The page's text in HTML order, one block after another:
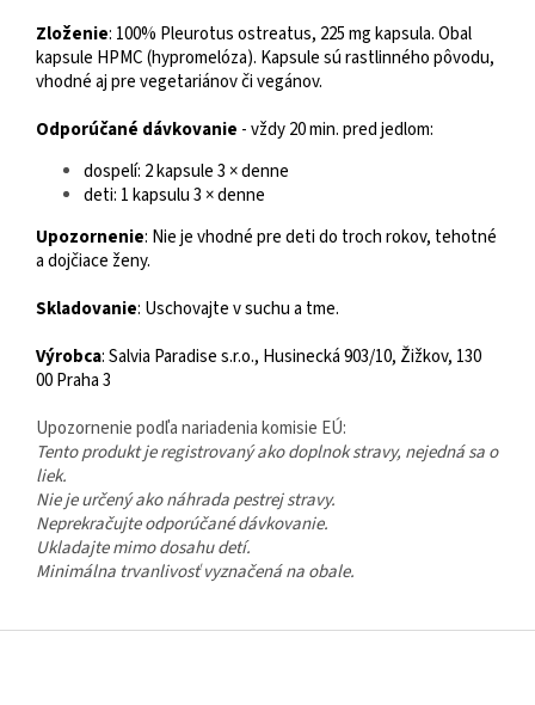
Zloženie: 100% Pleurotus ostreatus, 225 mg kapsula. Obal
kapsule HPMC (hypromelóza). Kapsule sú rastlinného pôvodu,
vhodné aj pre vegetariánov či vegánov.
Odporúčané dávkovanie - vždy 20 min. pred jedlom:
dospelí: 2 kapsule 3 × denne
deti: 1 kapsulu 3 × denne
Upozornenie: Nie je vhodné pre deti do troch rokov, tehotné
a dojčiace ženy.
Skladovanie: Uschovajte v suchu a tme.
Výrobca: Salvia Paradise s.r.o., Husinecká 903/10, Žižkov, 130
00 Praha 3
Upozornenie podľa nariadenia komisie EÚ:
Tento produkt je registrovaný ako doplnok stravy, nejedná sa o
liek.
Nie je určený ako náhrada pestrej stravy.
Neprekračujte odporúčané dávkovanie.
Ukladajte mimo dosahu detí.
Minimálna trvanlivosť vyznačená na obale.